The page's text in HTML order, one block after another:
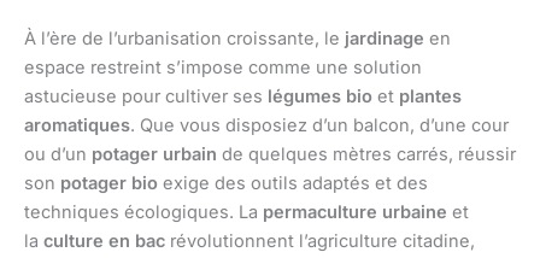
À l’ère de l’urbanisation croissante, le jardinage en
espace restreint s’impose comme une solution
astucieuse pour cultiver ses légumes bio et plantes
aromatiques. Que vous disposiez d’un balcon, d’une cour
ou d’un potager urbain de quelques mètres carrés, réussir
son potager bio exige des outils adaptés et des
techniques écologiques. La permaculture urbaine et
la culture en bac révolutionnent l’agriculture citadine,